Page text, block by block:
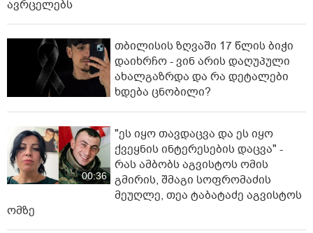
ავრცელებს
თბილისის ზღვაში 17 წლის ბიჭი
დაიხრჩო - ვინ არის დაღუპული
ახალგაზრდა და რა დეტალები
ხდება ცნობილი?
00:36
"ეს იყო თავდაცვა და ეს იყო
ქვეყნის ინტერესების დაცვა" -
რას ამბობს აგვისტოს ომის
გმირის, შმაგი სოფრომაძის
მეუღლე, თეა ტაბატაძე აგვისტოს
ომზე